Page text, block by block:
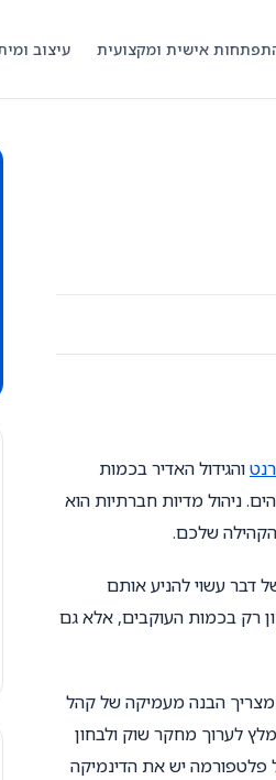
אישית ומקצועית עיצוב
והגידול האדיר בכמות
ניהול מדיות חברתיות הוא
שלכם.
דבר עשוי להניע אותם
רק בכמות העוקבים, אלא גם
מצריך הבנה מעמיקה של קהל
לערוך מחקר שוק ולבחון
פלטפורמה יש את הדינמיקה